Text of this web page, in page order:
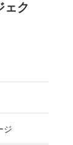
ェク
ジ